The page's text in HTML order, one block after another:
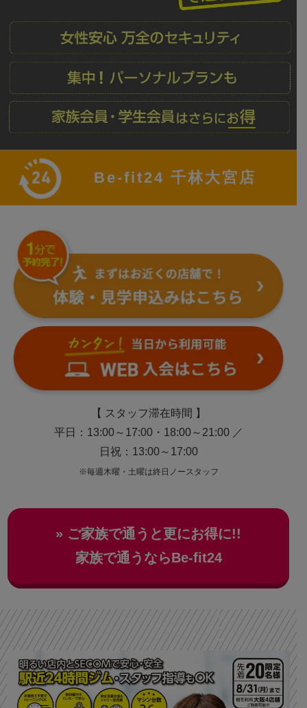
Be-fit24 千林大宮店
【 スタッフ滞在時間 】
平日：13:00～17:00・18:00～21:00 ／
日祝：13:00～17:00
※毎週木曜・土曜は終日ノースタッフ
» ご家族で通うと更にお得に!!
家族で通うならBe‐fit24